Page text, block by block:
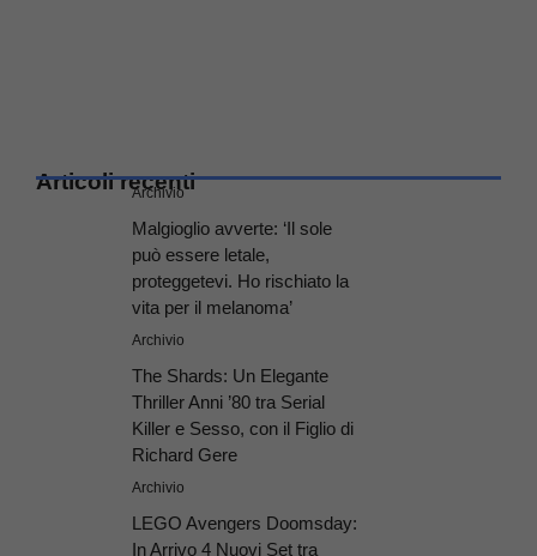
Articoli recenti
Archivio
Malgioglio avverte: ‘Il sole
può essere letale,
proteggetevi. Ho rischiato la
vita per il melanoma’
Archivio
The Shards: Un Elegante
Thriller Anni ’80 tra Serial
Killer e Sesso, con il Figlio di
Richard Gere
Archivio
LEGO Avengers Doomsday:
In Arrivo 4 Nuovi Set tra